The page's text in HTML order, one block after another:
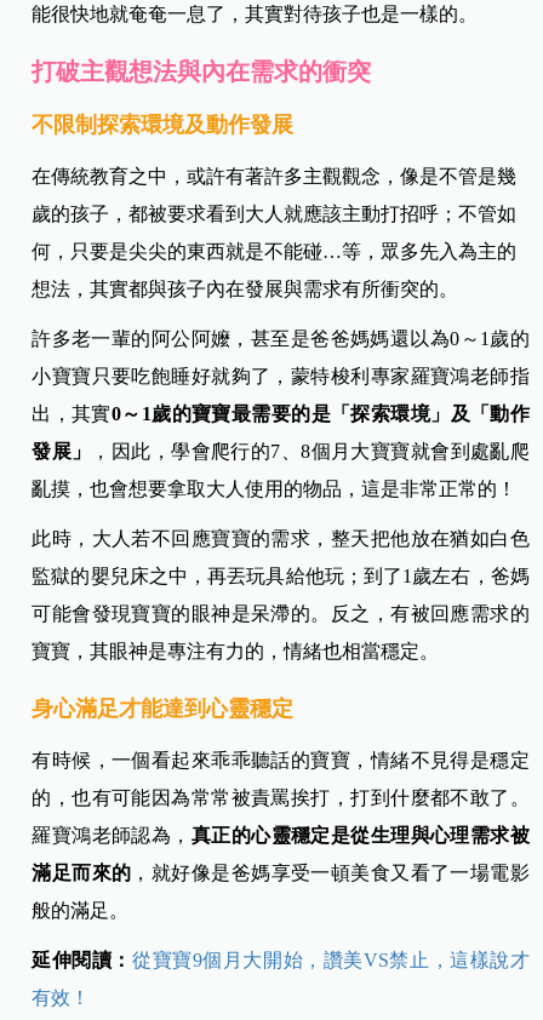
能很快地就奄奄一息了，其實對待孩子也是一樣的。
打破主觀想法與內在需求的衝突
不限制探索環境及動作發展
在傳統教育之中，或許有著許多主觀觀念，像是不管是幾
歲的孩子，都被要求看到大人就應該主動打招呼；不管如
何，只要是尖尖的東西就是不能碰…等，眾多先入為主的
想法，其實都與孩子內在發展與需求有所衝突的。
許多老一輩的阿公阿嬤，甚至是爸爸媽媽還以為0～1歲的
小寶寶只要吃飽睡好就夠了， 蒙特梭利專家羅寶鴻老師指
出，其實0～1歲的寶寶最需要的是「探索環境」及「動作
發展」
，因此，學會爬行的7、8個月大寶寶就會到處亂爬
亂摸，也會想要拿取大人使用的物品，這是非常正常的！
此時，大人若不回應寶寶的需求，整天把他放在猶如白色
監獄的嬰兒床之中，再丟玩具給他玩；到了1歲左右，爸媽
可能會發現寶寶的眼神是呆滯的。反之，有被回應需求的
寶寶，其眼神是專注有力的，情緒也相當穩定。
身心滿足才能達到心靈穩定
有時候，一個看起來乖乖聽話的寶寶，情緒不見得是穩定
的，也有可能因為常常被責罵挨打，打到什麼都不敢了。
羅寶鴻老師認為， 真正的心靈穩定是從生理與心理需求被
滿足而來的 ，就好像是爸媽享受一頓美食又看了一場電影
般的滿足。
延伸閱讀：從寶寶9個月大開始，讚美VS禁止，這樣說才
有效！